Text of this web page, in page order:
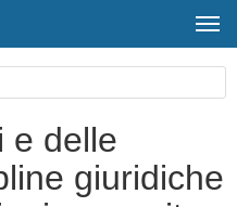
e delle
giuridiche